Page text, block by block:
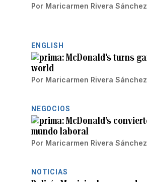
Por Maricarmen Rivera Sánchez
ENGLISH
McDonald's turns
world
Por Maricarmen Rivera Sánchez
NEGOCIOS
McDonald’s
mundo laboral
Por Maricarmen Rivera Sánchez
NOTICIAS